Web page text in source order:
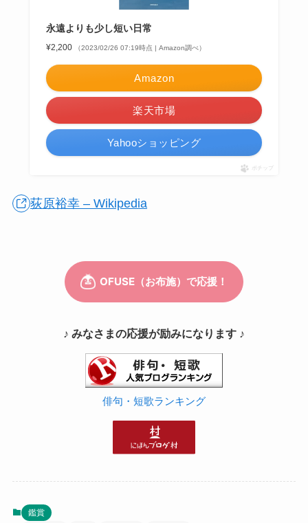
永遠よりも少し短い日常
¥2,200 （2023/02/26 07:19時点 | Amazon調べ）
Amazon
楽天市場
Yahooショッピング
ポチップ
荻原裕幸 – Wikipedia
♪ みなさまの応援が励みになります ♪
俳句・短歌ランキング
鑑賞